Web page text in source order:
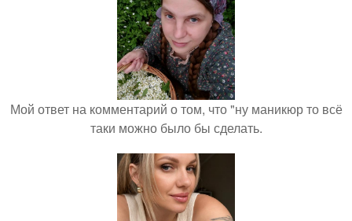
Мой ответ на комментарий о том, что "ну маникюр то всё
таки можно было бы сделать.